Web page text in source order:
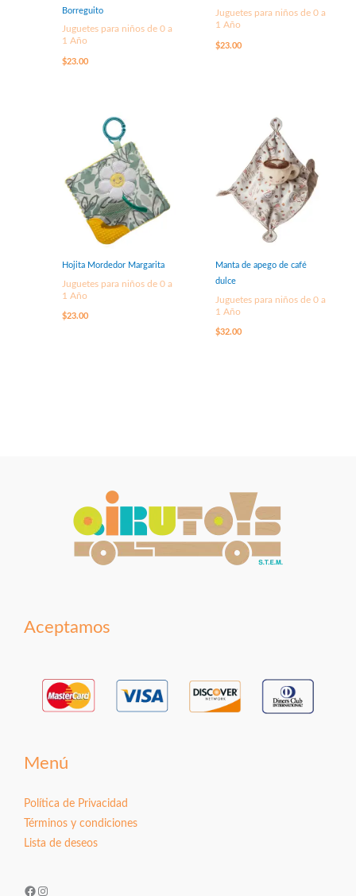
Borreguito
Juguetes para niños de 0 a
1 Año
$23.00
Juguetes para niños de 0 a
1 Año
$23.00
Hojita Mordedor Margarita
Juguetes para niños de 0 a
1 Año
$23.00
Manta de apego de café
dulce
Juguetes para niños de 0 a
1 Año
$32.00
Aceptamos
Menú
Política de Privacidad
Términos y condiciones
Lista de deseos
Facebook
Instagram